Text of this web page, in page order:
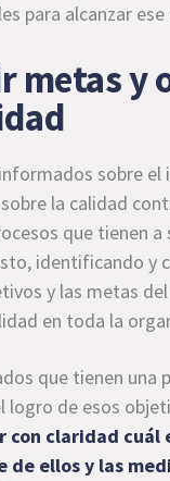
para alcanzar
metas y
sobre el
la calidad
que tienen a
identificando y
y las metas
en toda la
que tienen una
logro de esos
con claridad cuál
de ellos y las